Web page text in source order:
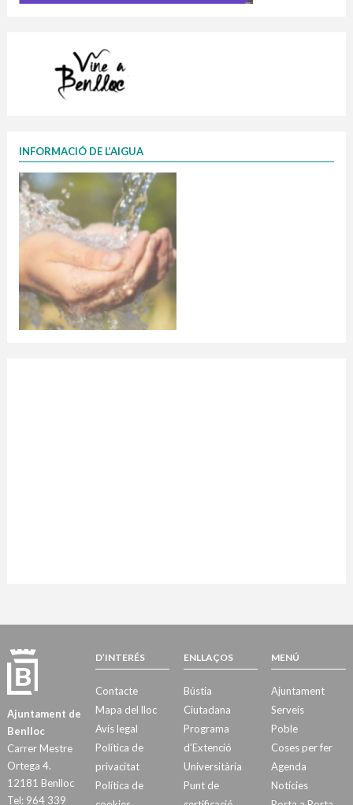
INFORMACIÓ DE L’AIGUA
Ajuntament de
Benlloc
Carrer Mestre
Ortega 4.
12181 Benlloc
Tel: 964 339
D’INTERÉS
Contacte
Mapa del lloc
Avís legal
Política de
privacitat
Política de
ENLLAÇOS
Bústia
Ciutadana
Programa
d’Extenció
Universitària
Punt de
MENÚ
Ajuntament
Serveis
Poble
Coses per fer
Agenda
Notícies